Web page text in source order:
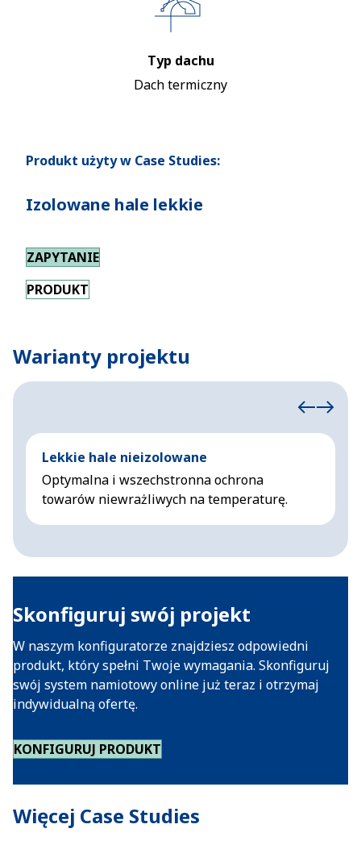
Typ dachu
Dach termiczny
Produkt użyty w Case Studies:
Izolowane hale lekkie
ZAPYTANIE
PRODUKT
Warianty projektu
Lekkie hale nieizolowane
Optymalna i wszechstronna ochrona
towarów niewrażliwych na temperaturę.
Skonfiguruj swój projekt
W naszym konfiguratorze znajdziesz odpowiedni
produkt, który spełni Twoje wymagania. Skonfiguruj
swój system namiotowy online już teraz i otrzymaj
indywidualną ofertę.
KONFIGURUJ PRODUKT
Więcej Case Studies